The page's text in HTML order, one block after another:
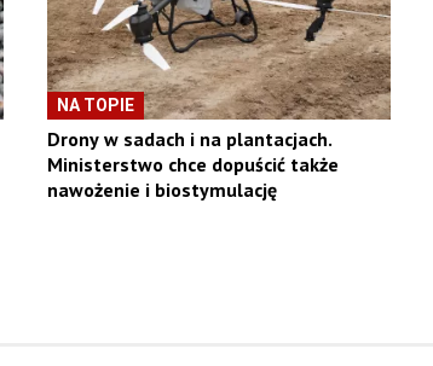
NA TOPIE
Drony w sadach i na plantacjach.
Ministerstwo chce dopuścić także
nawożenie i biostymulację